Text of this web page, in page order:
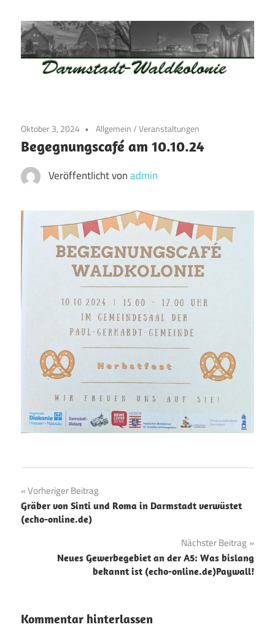
Inhalt
springen
Darmstadt
Altstadt
der
Weststadt
–
Oktober 3, 2024 Allgemein/Veranstaltungen
Begegnungscafé am 10.10.24
Veröffentlicht vonadmin
Beitragsnavigation
Vorheriger Beitrag
Gräber von Sinti und Roma in Darmstadt verwüstet
(echo-online.de)
Nächster Beitrag
Neues Gewerbegebiet an der A5: Was bislang
bekannt ist (echo-online.de)Paywall!
Kommentar hinterlassen